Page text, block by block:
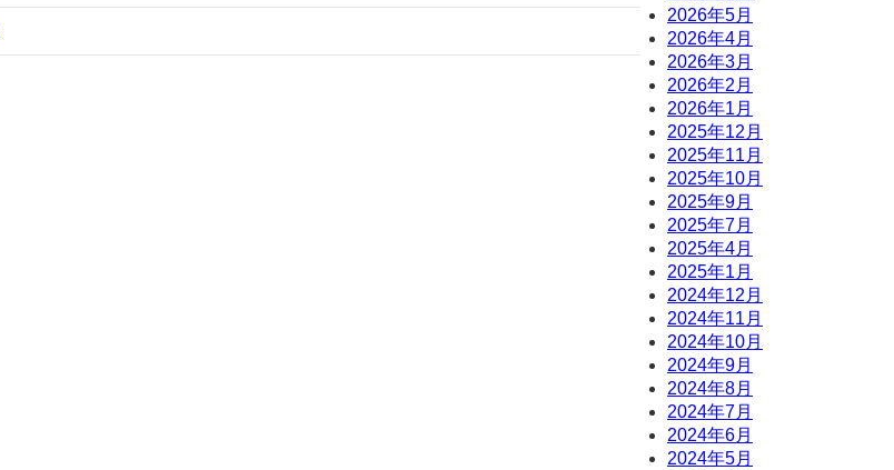
2026年5月
2026年4月
2026年3月
2026年2月
2026年1月
2025年12月
2025年11月
2025年10月
2025年9月
2025年7月
2025年4月
2025年1月
2024年12月
2024年11月
2024年10月
2024年9月
2024年8月
2024年7月
2024年6月
2024年5月